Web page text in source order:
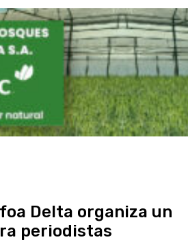
Delta organiza un
periodistas